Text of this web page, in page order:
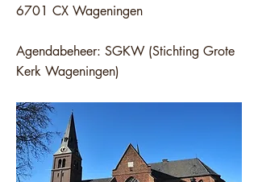
6701 CX Wageningen
Agendabeheer: SGKW (Stichting Grote
Kerk Wageningen)